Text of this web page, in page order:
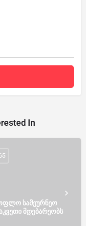
In
სამეურნეო
მდებარეობს